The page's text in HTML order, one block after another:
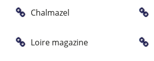
Chalmazel
Loire magazine